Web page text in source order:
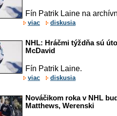
Fín Patrik Laine na
viac diskusia
NHL: Hráčmi týždňa sú
McDavid
Fín Patrik Laine.
viac diskusia
Nováčikom roka v NHL
Matthews, Werenski